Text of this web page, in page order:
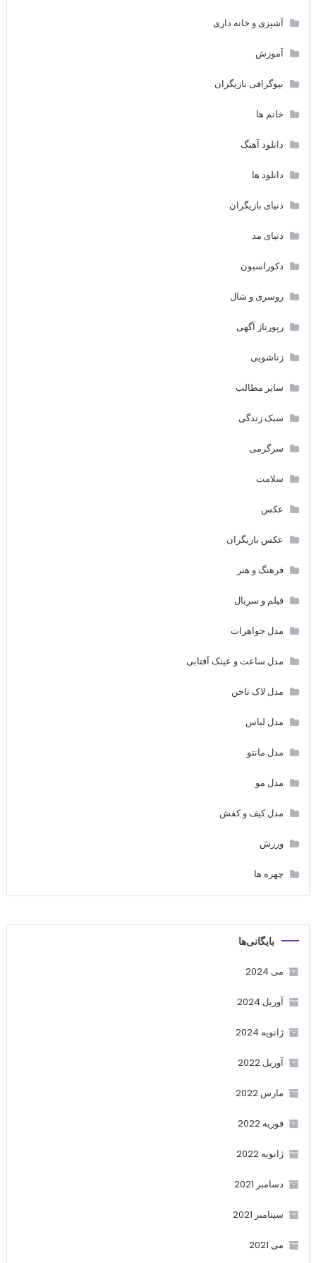
آشپزی و خانه داری
آموزش
بیوگرافی بازیگران
خانم ها
دانلود آهنگ
دانلود ها
دنیای بازیگران
دنیای مد
دکوراسیون
روسری و شال
رپورتاژ آگهی
زناشویی
سایر مطالب
سبک زندگی
سرگرمی
سلامت
عکس
عکس بازیگران
فرهنگ و هنر
فیلم و سریال
مدل جواهرات
مدل ساعت و عینک آفتابی
مدل لاک ناخن
مدل لباس
مدل مانتو
مدل مو
مدل کیف و کفش
ورزش
چهره ها
بایگانی‌ها
می 2024
آوریل 2024
ژانویه 2024
آوریل 2022
مارس 2022
فوریه 2022
ژانویه 2022
دسامبر 2021
سپتامبر 2021
می 2021